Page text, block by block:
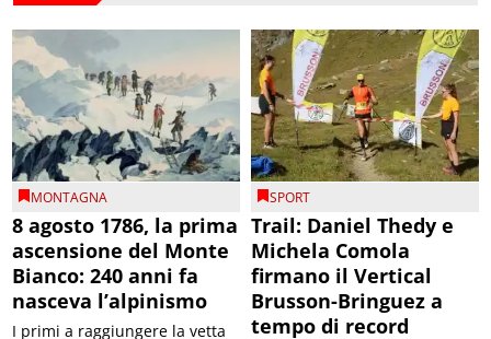
MONTAGNA
8 agosto 1786, la prima
ascensione del Monte
Bianco: 240 anni fa
nasceva l’alpinismo
I primi a raggiungere la vetta
SPORT
Trail: Daniel Thedy e
Michela Comola
firmano il Vertical
Brusson-Bringuez a
tempo di record